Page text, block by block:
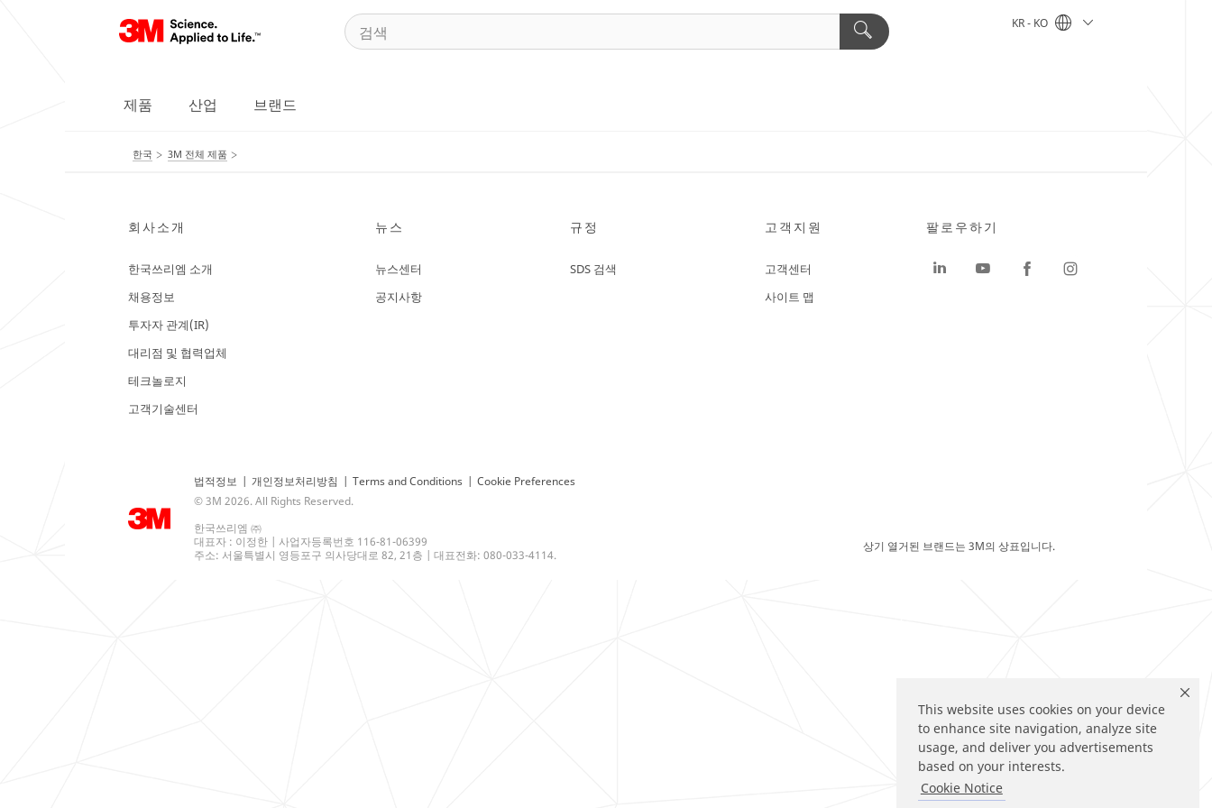
This website uses cookies on your device
to enhance site navigation, analyze site
usage, and deliver you advertisements
based on your interests.
Cookie Notice
KR - KO
제품 산업 브랜드
한국 3M 전체 제품
회사소개
한국쓰리엠 소개
채용정보
투자자 관계(IR)
대리점 및 협력업체
테크놀로지
고객기술센터
뉴스
뉴스센터
공지사항
규정
SDS 검색
고객지원
고객센터
사이트 맵
법적정보 | 개인정보처리방침 | Terms and Conditions | Cookie Preferences
© 3M 2026. All Rights Reserved.
한국쓰리엠 ㈜
대표자 : 이정한 | 사업자등록번호 116-81-06399
주소: 서울특별시 영등포구 의사당대로 82, 21층 | 대표전화: 080-033-4114.
팔로우하기
상기 열거된 브랜드는 3M의 상표입니다.